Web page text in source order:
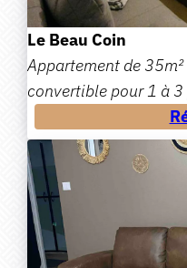
Le Beau Coin
Appartement de
convertible pour 1 à 3